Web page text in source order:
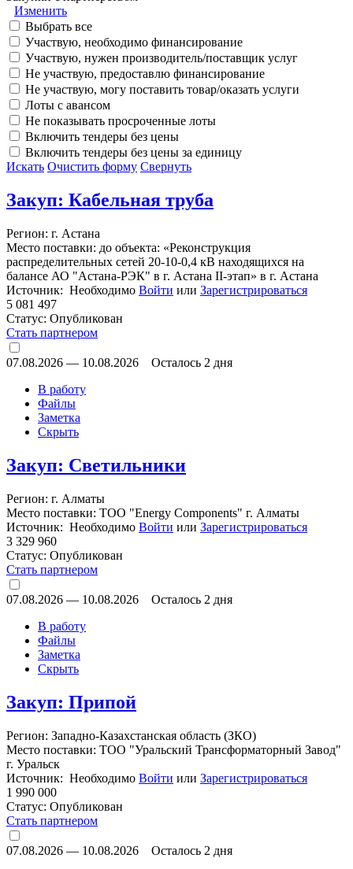
Изменить
Выбрать все
Участвую, необходимо финансирование
Участвую, нужен производитель/поставщик услуг
Не участвую, предоставлю финансирование
Не участвую, могу поставить товар/оказать услуги
Лоты с авансом
Не показывать просроченные лоты
Включить тендеры без цены
Включить тендеры без цены за единицу
Искать Очистить форму Свернуть
Закуп: Кабельная труба
Регион: г. Астана
Место поставки: до объекта: «Реконструкция
распределительных сетей 20-10-0,4 кВ находящихся на
балансе АО "Астана-РЭК" в г. Астана II-этап» в г. Астана
Источник: Необходимо Войти или Зарегистрироваться
5 081 497
Статус: Опубликован
Стать партнером
07.08.2026 — 10.08.2026
Осталось 2 дня
В работу
Файлы
Заметка
Скрыть
Закуп: Светильники
Регион: г. Алматы
Место поставки: ТОО "Energy Components" г. Алматы
Источник: Необходимо Войти или Зарегистрироваться
3 329 960
Статус: Опубликован
Стать партнером
07.08.2026 — 10.08.2026
Осталось 2 дня
В работу
Файлы
Заметка
Скрыть
Закуп: Припой
Регион: Западно-Казахстанская область (ЗКО)
Место поставки: ТОО "Уральский Трансформаторный Завод"
г. Уральск
Источник: Необходимо Войти или Зарегистрироваться
1 990 000
Статус: Опубликован
Стать партнером
07.08.2026 — 10.08.2026
Осталось 2 дня